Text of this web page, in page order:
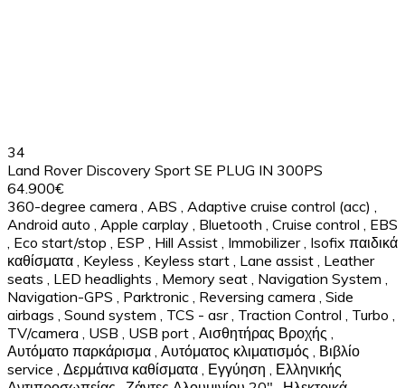
34
Land Rover Discovery Sport SE PLUG IN 300PS
64.900€
360-degree camera , ABS , Adaptive cruise control (acc) ,
Android auto , Apple carplay , Bluetooth , Cruise control , EBS
, Eco start/stop , ESP , Hill Assist , Immobilizer , Isofix παιδικά
καθίσματα , Keyless , Keyless start , Lane assist , Leather
seats , LED headlights , Memory seat , Navigation System ,
Navigation-GPS , Parktronic , Reversing camera , Side
airbags , Sound system , TCS - asr , Traction Control , Turbo ,
TV/camera , USB , USB port , Αισθητήρας Βροχής ,
Αυτόματο παρκάρισμα , Αυτόματος κλιματισμός , Βιβλίο
service , Δερμάτινα καθίσματα , Εγγύηση , Ελληνικής